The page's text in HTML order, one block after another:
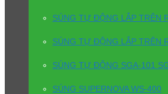
SÚNG TỰ ĐỘNG LẮP TRÊN
SÚNG TỰ ĐỘNG LẮP TRÊN
SÚNG TỰ ĐỘNG SGA-101
SÚNG SUPERNOVA WS-400